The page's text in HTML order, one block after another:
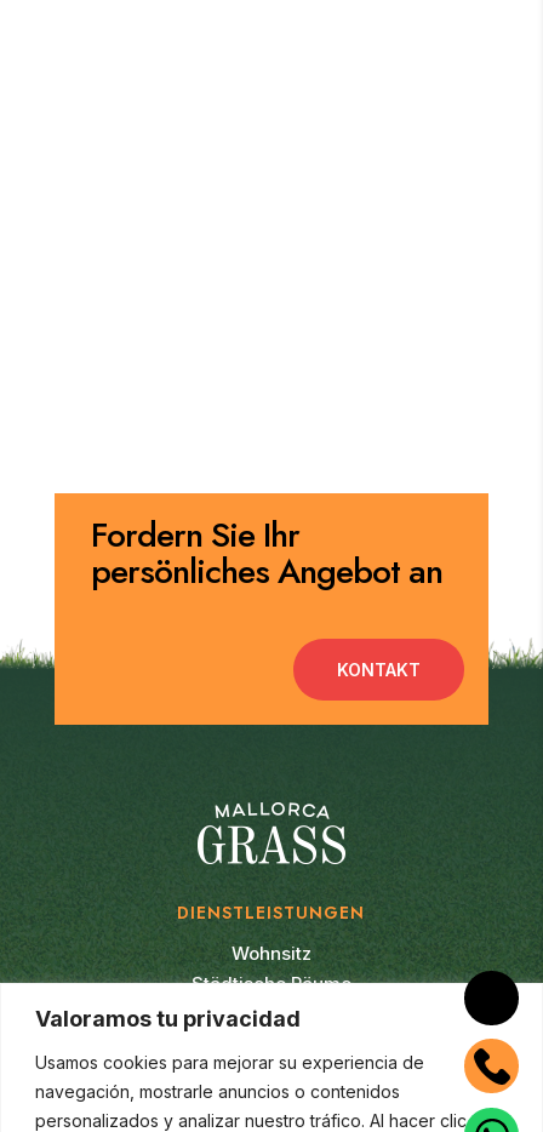
Valoramos tu privacidad
Usamos cookies para mejorar su experiencia de
navegación, mostrarle anuncios o contenidos
personalizados y analizar nuestro tráfico. Al hacer clic en
Fordern Sie Ihr
persönliches Angebot an
KONTAKT
DIENSTLEISTUNGEN
Wohnsitz
Städtische Räume
Innenräume
Fußball
Multisport